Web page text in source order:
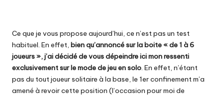
Ce que je vous propose aujourd’hui, ce n’est pas un test
habituel. En effet, bien qu’annoncé sur la boite « de 1 à 6
joueurs », j’ai décidé de vous dépeindre ici mon ressenti
exclusivement sur le mode de jeu en solo. En effet, n’étant
pas du tout joueur solitaire à la base, le 1er confinement m’a
amené à revoir cette position (l’occasion pour moi de